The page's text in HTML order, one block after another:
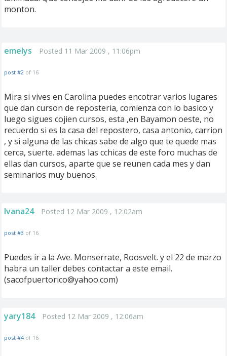
monton.
emelys Posted 11 Mar 2009 , 11:06pm
post #2 of 16
Mira si vives en Carolina puedes encotrar varios lugares
que dan curson de reposteria, comienza con lo basico y
luego sigues cojien cursos, esta ,en Bayamon oeste, no
recuerdo si es la casa del repostero, casa antonio, carrion
, y si alguna de las chicas sabe de algo que te quede mas
cerca, suerte. ademas las cchicas de este foro muchas de
ellas dan cursos, aparte que se reunen cada mes y dan
seminarios muy buenos.
Ivana24 Posted 12 Mar 2009 , 12:02am
post #3 of 16
Puedes ir a la Ave. Monserrate, Roosvelt. y el 22 de marzo
habra un taller debes contactar a este email.
(sacofpuertorico@yahoo.com)
yary184 Posted 12 Mar 2009 , 12:06am
post #4 of 16